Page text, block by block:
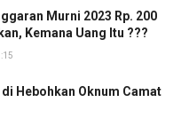
Murni 2023 Rp. 200
Kemana Uang Itu ???
Hebohkan Oknum Camat